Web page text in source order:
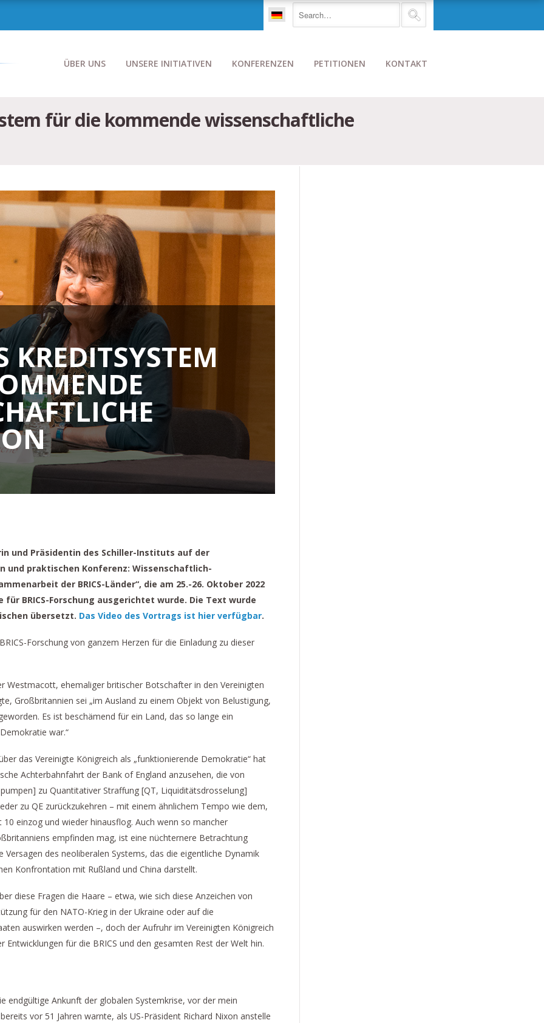
ÜBER UNS UNSERE INITIATIVEN KONFERENZEN PETITIONEN KONTAKT
für die kommende wissenschaftliche
KREDITSYSTEM
und Präsidentin des Schiller-Instituts auf der
und praktischen Konferenz: Wissenschaftlich-
der BRICS-Länder“, die am 25.-26. Oktober 2022
BRICS-Forschung ausgerichtet wurde. Die Text wurde
übersetzt. Das Video des Vortrags ist hier verfügbar.
Forschung von ganzem Herzen für die Einladung zu dieser
Westmacott, ehemaliger britischer Botschafter in den Vereinigten
Großbritannien sei „im Ausland zu einem Objekt von Belustigung,
Es ist beschämend für ein Land, das so lange ein
war.“
das Vereinigte Königreich als „funktionierende Demokratie“ hat
Achterbahnfahrt der Bank of England anzusehen, die von
zu Quantitativer Straffung [QT, Liquiditätsdrosselung]
zu QE zurückzukehren – mit einem ähnlichem Tempo wie dem,
einzog und wieder hinausflog. Auch wenn so mancher
empfinden mag, ist eine nüchternere Betrachtung
des neoliberalen Systems, das die eigentliche Dynamik
Konfrontation mit Rußland und China darstellt.
diese Fragen die Haare – etwa, wie sich diese Anzeichen von
für den NATO-Krieg in der Ukraine oder auf die
auswirken werden –, doch der Aufruhr im Vereinigten Königreich
für die BRICS und den gesamten Rest der Welt hin.
endgültige Ankunft der globalen Systemkrise, vor der mein
vor 51 Jahren warnte, als US-Präsident Richard Nixon anstelle